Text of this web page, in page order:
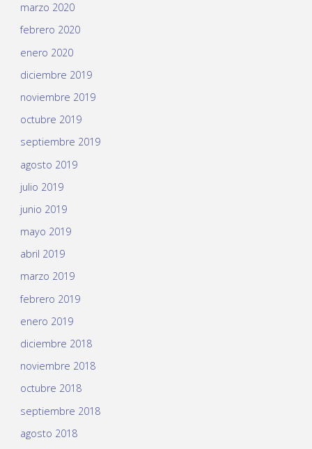
marzo 2020
febrero 2020
enero 2020
diciembre 2019
noviembre 2019
octubre 2019
septiembre 2019
agosto 2019
julio 2019
junio 2019
mayo 2019
abril 2019
marzo 2019
febrero 2019
enero 2019
diciembre 2018
noviembre 2018
octubre 2018
septiembre 2018
agosto 2018